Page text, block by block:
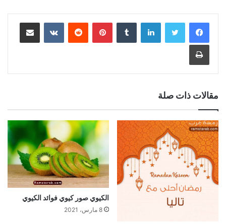
لينكدإن بينتيريست مشاركة عبر البريد
طباعة
مقالات ذات صلة
الكيوي صور كيوي فوائد الكيوي
8 مارس، 2021